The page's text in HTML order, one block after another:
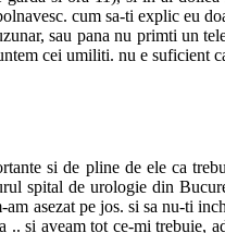
cum sa-ti explic eu
sau pana nu primti un
cei umiliti. nu e
si de pline de ele ca
spital de urologie din
asezat pe jos. si sa nu-ti
si aveam tot ce-mi trebuie,